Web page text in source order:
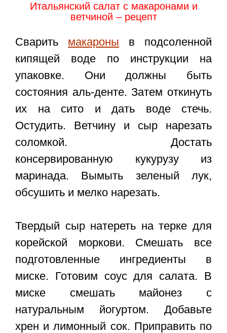
Итальянский салат с макаронами и
ветчиной – рецепт
Сварить макароны в подсоленной
кипящей воде по инструкции на
упаковке. Они должны быть
состояния аль-денте. Затем откинуть
их на сито и дать воде стечь.
Остудить. Ветчину и сыр нарезать
соломкой. Достать
консервированную кукурузу из
маринада. Вымыть зеленый лук,
обсушить и мелко нарезать.
Твердый сыр натереть на терке для
корейской моркови. Смешать все
подготовленные ингредиенты в
миске. Готовим соус для салата. В
миске смешать майонез с
натуральным йогуртом. Добавьте
хрен и лимонный сок. Приправить по